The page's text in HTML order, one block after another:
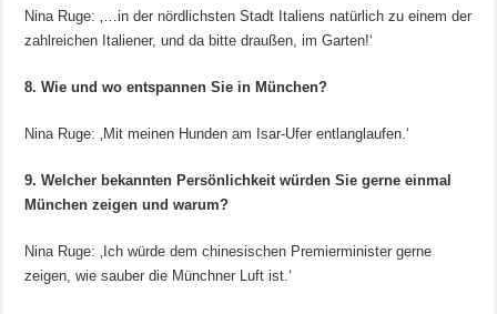
Nina Ruge: ‚…in der nördlichsten Stadt Italiens natürlich zu einem der
zahlreichen Italiener, und da bitte draußen, im Garten!‘
8. Wie und wo entspannen Sie in München?
Nina Ruge: ‚Mit meinen Hunden am Isar-Ufer entlanglaufen.‘
9. Welcher bekannten Persönlichkeit würden Sie gerne einmal
München zeigen und warum?
Nina Ruge: ‚Ich würde dem chinesischen Premierminister gerne
zeigen, wie sauber die Münchner Luft ist.‘